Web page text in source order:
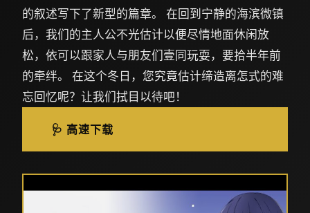
的叙述写下了新型的篇章。 在回到宁静的海滨微镇
后，我们的主人公不光估计以便尽情地面休闲放
松，依可以跟家人与朋友们壹同玩耍，要拾半年前
的牵绊。 在这个冬日，您究竟估计缔造离怎式的难
忘回忆呢？让我们拭目以待吧！
🩺 高速下载